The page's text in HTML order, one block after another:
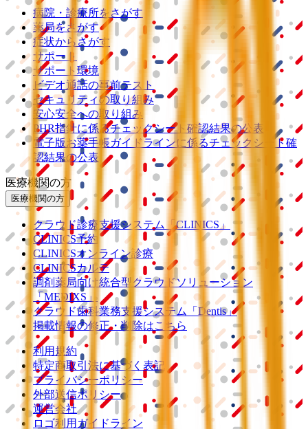
病院・診療所をさがす
薬局をさがす
症状からさがす
サポート
サポート環境
ビデオ通話の事前テスト
セキュリティの取り組み
安心安全への取り組み
PHR指針に係るチェックシート確認結果の公表
電子版お薬手帳ガイドラインに係るチェックシート確
認結果の公表
医療機関の方
医療機関の方
クラウド診療支援システム
「CLINICS」
CLINICS予約
CLINICSオンライン診療
CLINICSカルテ
調剤薬局向け統合型クラウドソリューション
「MEDIXS」
クラウド歯科業務支援システム
「Dentis」
掲載情報の修正・削除はこちら
利用規約
特定商取引法に基づく表記
プライバシーポリシー
外部送信ポリシー
運営会社
ロゴ利用ガイドライン